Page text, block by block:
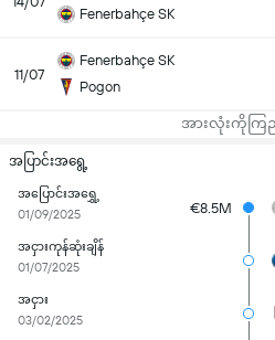
Fenerbahçe SK
11/07
Fenerbahçe SK
Pogon
အားလုံးကိုကြ
အပြာင်းအရွေ့
အပြောင်းအရွှေ့
01/09/2025
€8.5M
အငှားကုန်ဆုံးချိန်
01/07/2025
အငှား
03/02/2025